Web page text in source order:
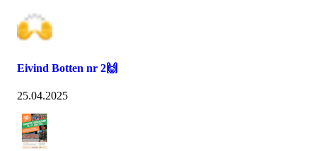
Eivind Botten nr 2🙌
25.04.2025